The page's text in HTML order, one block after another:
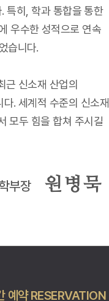
특히, 학과 통합을 통한
우수한 성적으로 연속
습니다.
근 신소재 산업의
. 세계적 수준의 신소재
모두 힘을 합쳐 주시길
부장 원병묵
예약 RESERVATION